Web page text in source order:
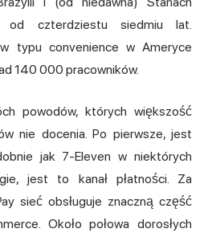
od czterdziestu siedmiu lat.
typu convenience w Ameryce
140 000 pracowników.
powodów, których większość
nie docenia. Po pierwsze, jest
jak 7-Eleven w niektórych
jest to kanał płatności. Za
sieć obsługuje znaczną część
Około połowa dorosłych